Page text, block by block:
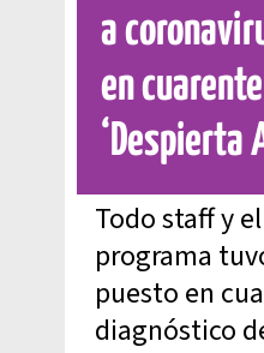
a
en
‘Despierta
Todo staff y
programa
puesto en
diagnóstico